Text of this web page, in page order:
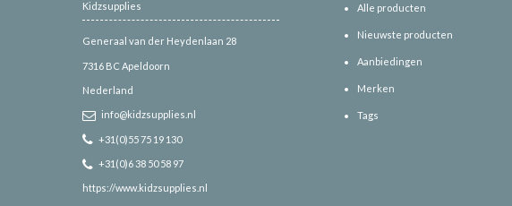
Kidzsupplies
Generaal van der Heydenlaan 28
7316 BC Apeldoorn
Nederland
info@kidzsupplies.nl
+31(0)55 75 19 130
+31(0)6 38 50 58 97
https://www.kidzsupplies.nl
Alle producten
Nieuwste producten
Aanbiedingen
Merken
Tags